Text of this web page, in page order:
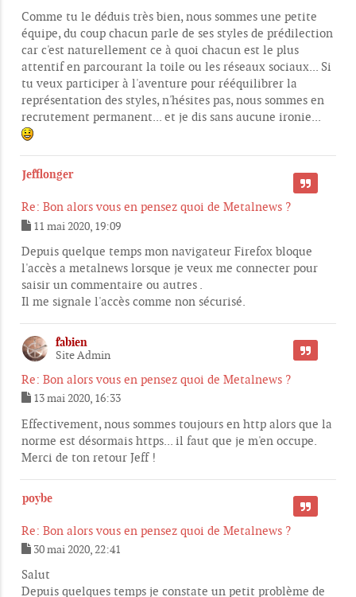
a
g
e
Comme tu le déduis très bien, nous sommes une petite
équipe, du coup chacun parle de ses styles de prédilection
car c'est naturellement ce à quoi chacun est le plus
attentif en parcourant la toile ou les réseaux sociaux... Si
tu veux participer à l'aventure pour rééquilibrer la
représentation des styles, n'hésites pas, nous sommes en
recrutement permanent... et je dis sans aucune ironie...
Jefflonger
Re: Bon alors vous en pensez quoi de Metalnews ?
CITER
e
s
s
a
g
11 mai 2020, 19:09
Depuis quelque temps mon navigateur Firefox bloque
l'accès a metalnews lorsque je veux me connecter pour
saisir un commentaire ou autres .
Il me signale l'accès comme non sécurisé.
fabien
Site Admin
Re: Bon alors vous en pensez quoi de Metalnews ?
CITER
e
s
a
e
13 mai 2020, 16:33
Effectivement, nous sommes toujours en http alors que la
norme est désormais https... il faut que je m'en occupe.
Merci de ton retour Jeff !
poybe
Re: Bon alors vous en pensez quoi de Metalnews ?
CITER
e
s
30 mai 2020, 22:41
Salut
Depuis quelques temps je constate un petit problème de